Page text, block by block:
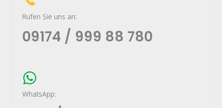
Rufen Sie uns an:
09174 / 999 88 780
WhatsApp: